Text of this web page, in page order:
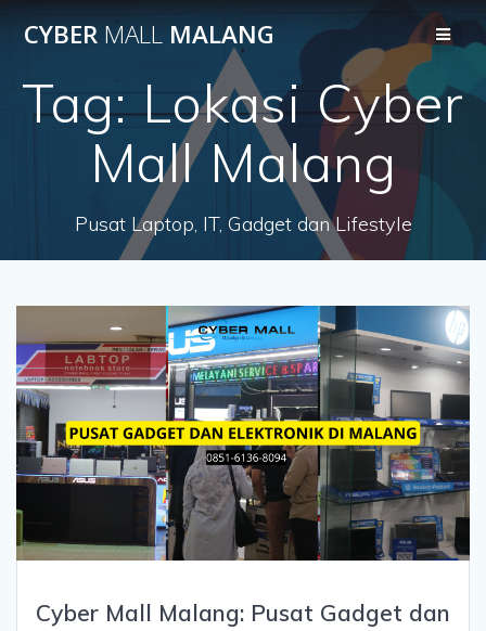
to
content
CYBER MALL MALANG
Tag:Lokasi Cyber
Mall Malang
Pusat Laptop, IT, Gadget dan Lifestyle
Cyber Mall Malang: Pusat Gadget dan